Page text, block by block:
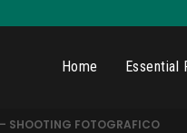
Home Essential
– SHOOTING FOTOGRAFICO